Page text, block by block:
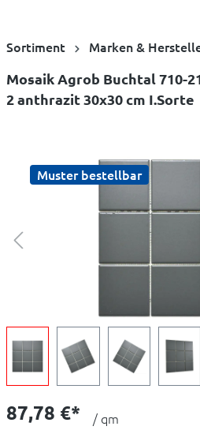
Sortiment Marken &
Mosaik Agrob Buchtal 710-
2 anthrazit 30x30 cm I.Sorte
Muster bestellbar
87,78 €* / qm